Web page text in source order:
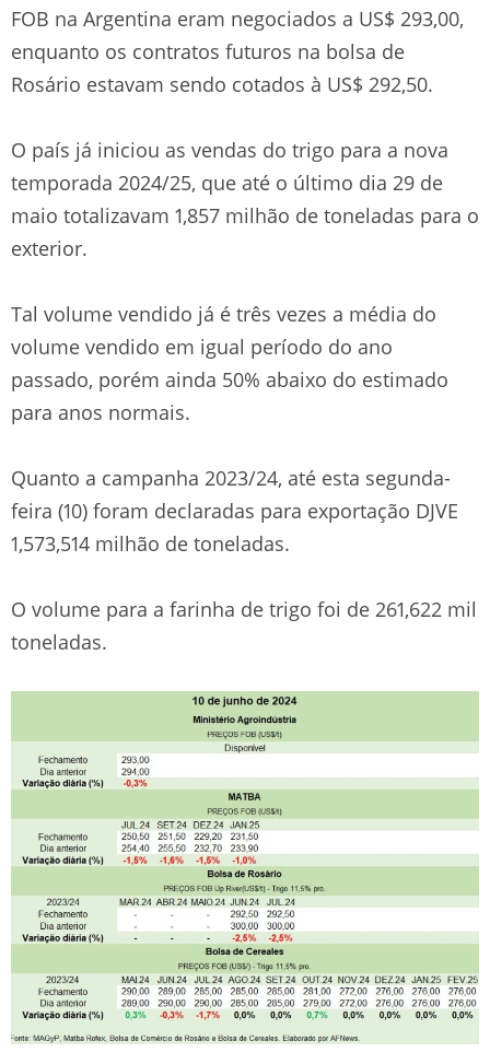
FOB na Argentina eram negociados a US$ 293,00,
enquanto os contratos futuros na bolsa de
Rosário estavam sendo cotados à US$ 292,50.
O país já iniciou as vendas do trigo para a nova
temporada 2024/25, que até o último dia 29 de
maio totalizavam 1,857 milhão de toneladas para o
exterior.
Tal volume vendido já é três vezes a média do
volume vendido em igual período do ano
passado, porém ainda 50% abaixo do estimado
para anos normais.
Quanto a campanha 2023/24, até esta segunda-
feira (10) foram declaradas para exportação DJVE
1,573,514 milhão de toneladas.
O volume para a farinha de trigo foi de 261,622 mil
toneladas.